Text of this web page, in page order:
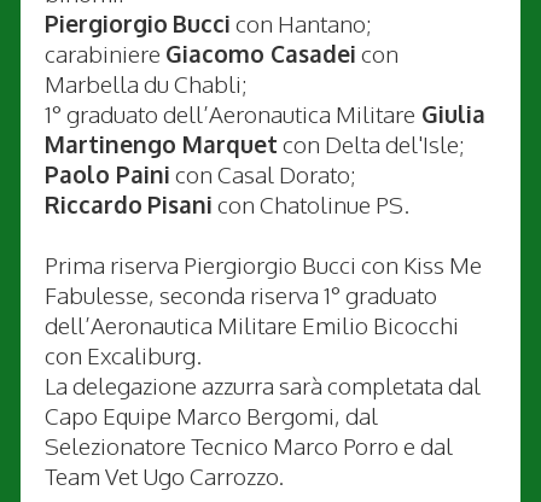
Piergiorgio Bucci con Hantano;
carabiniere Giacomo Casadei con
Marbella du Chabli;
1° graduato dell’Aeronautica Militare Giulia
Martinengo Marquet con Delta del'Isle;
Paolo Paini con Casal Dorato;
Riccardo Pisani con Chatolinue PS.
Prima riserva Piergiorgio Bucci con Kiss Me
Fabulesse, seconda riserva 1° graduato
dell’Aeronautica Militare Emilio Bicocchi
con Excaliburg.
La delegazione azzurra sarà completata dal
Capo Equipe Marco Bergomi, dal
Selezionatore Tecnico Marco Porro e dal
Team Vet Ugo Carrozzo.